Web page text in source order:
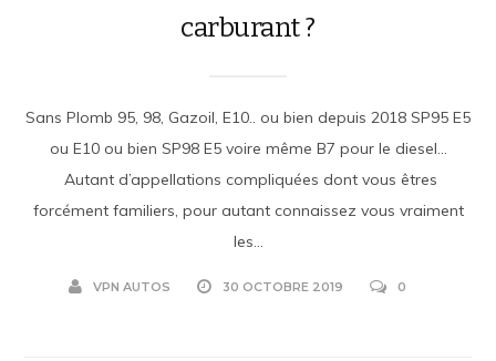
carburant ?
Sans Plomb 95, 98, Gazoil, E10.. ou bien depuis 2018 SP95 E5
ou E10 ou bien SP98 E5 voire même B7 pour le diesel…
Autant d’appellations compliquées dont vous êtres
forcément familiers, pour autant connaissez vous vraiment
les...
VPN AUTOS 30 OCTOBRE 2019 0